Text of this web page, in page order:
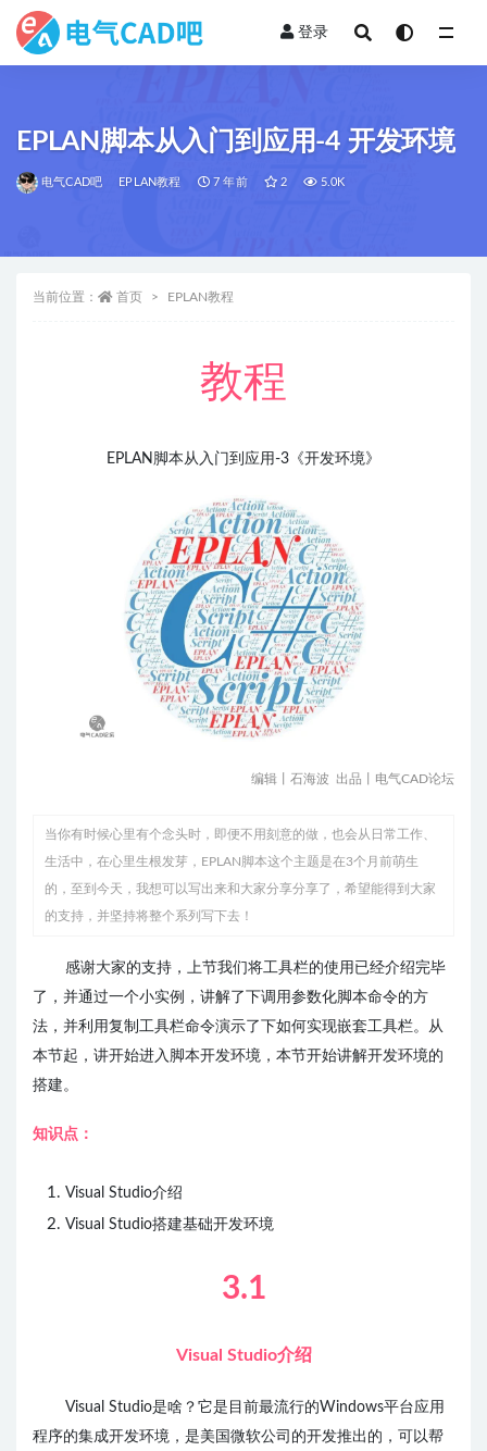
登录
EPLAN脚本从入门到应用-4 开发环境
电气CAD吧 EPLAN教程 7 年前 2 5.0K
当前位置： 首页 EPLAN教程
教程
EPLAN脚本从入门到应用-3 《开发环境》
编辑丨石海波 出品丨电气CAD论坛
当你有时候心里有个念头时，即便不用刻意的做，也会从日常工作、
生活中，在心里生根发芽，EPLAN脚本这个主题是在3个月前萌生
的，至到今天，我想可以写出来和大家分享分享了，希望能得到大家
的支持，并坚持将整个系列写下去！
感谢大家的支持，上节我们将工具栏的使用已经介绍完毕
了，并通过一个小实例，讲解了下调用参数化脚本命令的方
法，并利用复制工具栏命令演示了下如何实现嵌套工具栏。从
本节起，讲开始进入脚本开发环境，本节开始讲解开发环境的
搭建。
知识点：
Visual Studio介绍
Visual Studio搭建基础开发环境
3.1
Visual Studio介绍
Visual Studio是啥？它是目前最流行的Windows平台应用
程序的集成开发环境，是美国微软公司的开发推出的，可以帮